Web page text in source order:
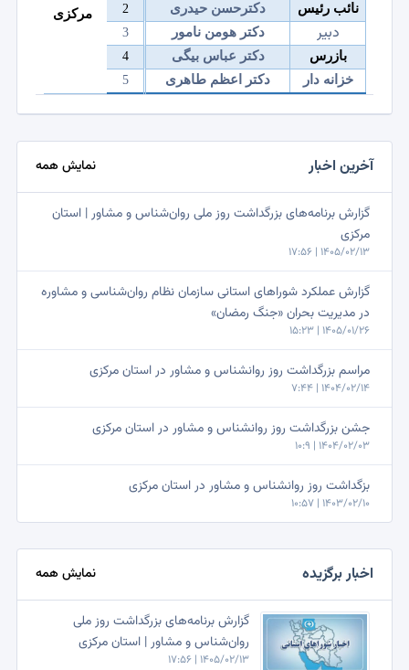
مرکزی نائب رئیس دکتر حسن حیدری 2
دبیر دکترهومن نامور 3
بازرس دکتر عباس بیگی 4
خزانه دار دکتر اعظم طاهری 5
آخرین اخبار نمایش همه
گزارش برنامه‌های بزرگداشت روز ملی روان‌شناس و مشاور | استان
مرکزی
1405/02/13 | 17:56
گزارش عملکرد شوراهای استانی سازمان نظام روان‌شناسی و مشاوره
در مدیریت بحران «جنگ رمضان»
1405/01/26 | 15:23
مراسم بزرگداشت روز روانشناس و مشاور در استان مرکزی
1404/02/14 | 7:44
جشن بزرگداشت روز روانشناس و مشاور در استان مرکزی
1404/02/03 | 10:9
بزگداشت روز روانشناس و مشاور در استان مرکزی
1403/02/10 | 10:57
اخبار برگزیده نمایش همه
گزارش برنامه‌های بزرگداشت روز ملی
روان‌شناس و مشاور | استان مرکزی
1405/02/13 | 17:56